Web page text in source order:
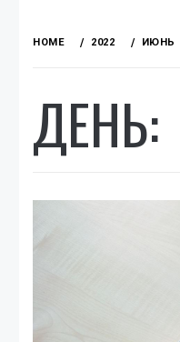
HOME 2022 ИЮНЬ
ДЕНЬ: